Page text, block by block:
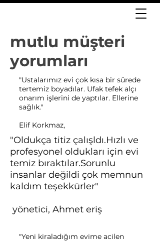
mutlu müşteri
yorumları
"Ustalarımız evi çok kısa bir sürede
tertemiz boyadılar. Ufak tefek alçı
onarım işlerini de yaptılar. Ellerine
sağlık."
Elif Korkmaz,
"Oldukça titiz çalışldı.Hızlı ve
profesyonel oldukları için evi
temiz bıraktılar.Sorunlu
insanlar değildi çok memnun
kaldım teşekkürler"
​ yönetici, Ahmet eriş
"Yeni kiraladığım evime acilen